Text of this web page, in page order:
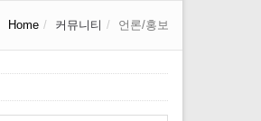
Home 커뮤니티 언론/홍보